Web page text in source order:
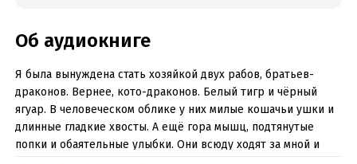
Об аудиокниге
Я была вынуждена стать хозяйкой двух рабов, братьев-
драконов. Вернее, кото-драконов. Белый тигр и чёрный
ягуар. В человеческом облике у них милые кошачьи ушки и
длинные гладкие хвосты. А ещё гора мышц, подтянутые
попки и обаятельные улыбки. Они всюду ходят за мной и